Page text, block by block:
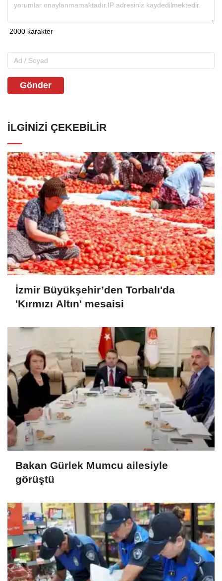
Gönder
İLGINIZI ÇEKEBILIR
İzmir Büyükşehir’den Torbalı'da
'Kırmızı Altın' mesaisi
Bakan Gürlek Mumcu ailesiyle
görüştü